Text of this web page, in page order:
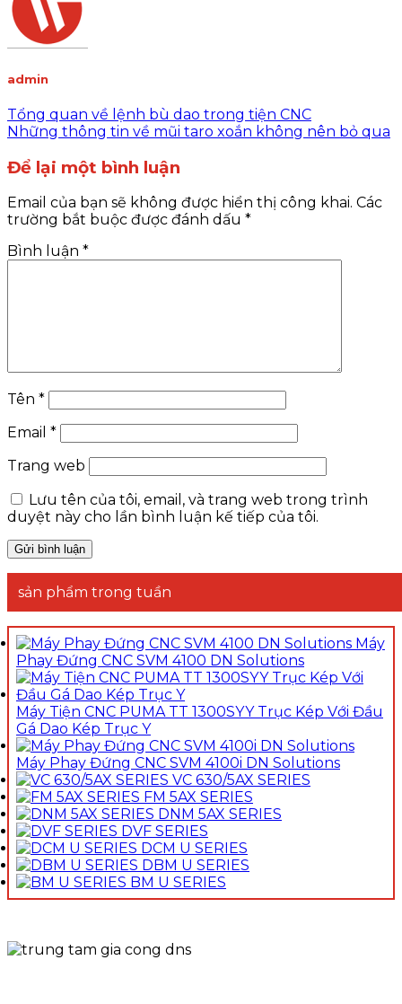
admin
Tổng quan về lệnh bù dao trong tiện CNC
Những thông tin về mũi taro xoắn không nên bỏ qua
Để lại một bình luận
Email của bạn sẽ không được hiển thị công khai. Các
trường bắt buộc được đánh dấu *
Bình luận *
Tên *
Email *
Trang web
Lưu tên của tôi, email, và trang web trong trình
duyệt này cho lần bình luận kế tiếp của tôi.
sản phẩm trong tuần
Máy
Phay Đứng CNC SVM 4100 DN Solutions
Máy Tiện CNC PUMA TT 1300SYY Trục Kép Với Đầu
Gá Dao Kép Trục Y
Máy Phay Đứng CNC SVM 4100i DN Solutions
VC 630/5AX SERIES
FM 5AX SERIES
DNM 5AX SERIES
DVF SERIES
DCM U SERIES
DBM U SERIES
BM U SERIES